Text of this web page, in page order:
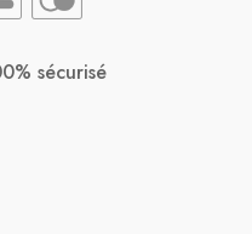
sécurisé